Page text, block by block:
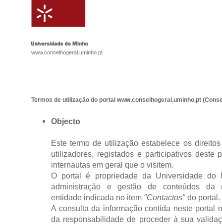
www.conselhogeral.uminho.pt
Termos de utilização do portal www.conselhogeral.uminho.pt
Objecto
Este termo de utilização estabelece os
utilizadores, registados e participativos deste
internautas em geral que o visitem.
O portal é propriedade da Universidade do
administração e gestão de conteúdos da
entidade indicada no item "Contactos" do portal.
A consulta da informação contida neste portal
da responsabilidade de proceder à sua